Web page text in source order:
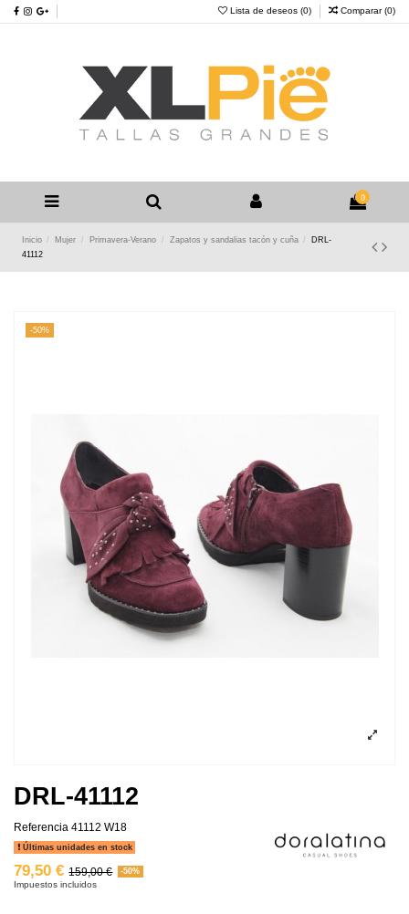
Lista de deseos (0) Comparar (0)
0
Inicio Mujer Primavera-Verano Zapatos y sandalias tacón y cuña
DRL-
41112
-50%
DRL-41112
Referencia 41112 W18
Últimas unidades en stock
79,50 € 159,00 € -50%
Impuestos incluidos